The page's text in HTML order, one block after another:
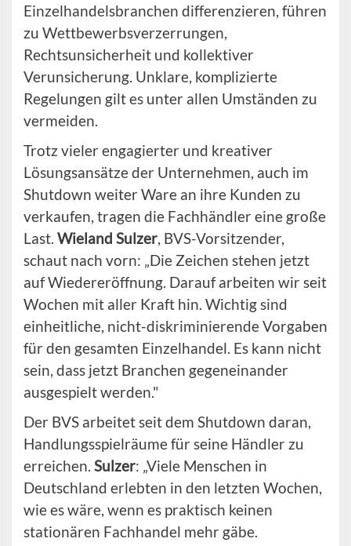
Einzelhandelsbranchen differenzieren, führen
zu Wettbewerbsverzerrungen,
Rechtsunsicherheit und kollektiver
Verunsicherung. Unklare, komplizierte
Regelungen gilt es unter allen Umständen zu
vermeiden.
Trotz vieler engagierter und kreativer
Lösungsansätze der Unternehmen, auch im
Shutdown weiter Ware an ihre Kunden zu
verkaufen, tragen die Fachhändler eine große
Last. Wieland Sulzer, BVS-Vorsitzender,
schaut nach vorn: „Die Zeichen stehen jetzt
auf Wiedereröffnung. Darauf arbeiten wir seit
Wochen mit aller Kraft hin. Wichtig sind
einheitliche, nicht-diskriminierende Vorgaben
für den gesamten Einzelhandel. Es kann nicht
sein, dass jetzt Branchen gegeneinander
ausgespielt werden."
Der BVS arbeitet seit dem Shutdown daran,
Handlungsspielräume für seine Händler zu
erreichen. Sulzer: „Viele Menschen in
Deutschland erlebten in den letzten Wochen,
wie es wäre, wenn es praktisch keinen
stationären Fachhandel mehr gäbe.